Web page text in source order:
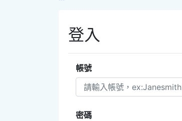
登入
帳號
密碼